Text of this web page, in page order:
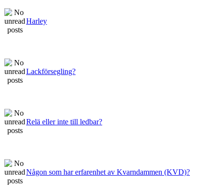
Harley
Lackförsegling?
Relä eller inte till ledbar?
Någon som har erfarenhet av Kvarndammen (KVD)?